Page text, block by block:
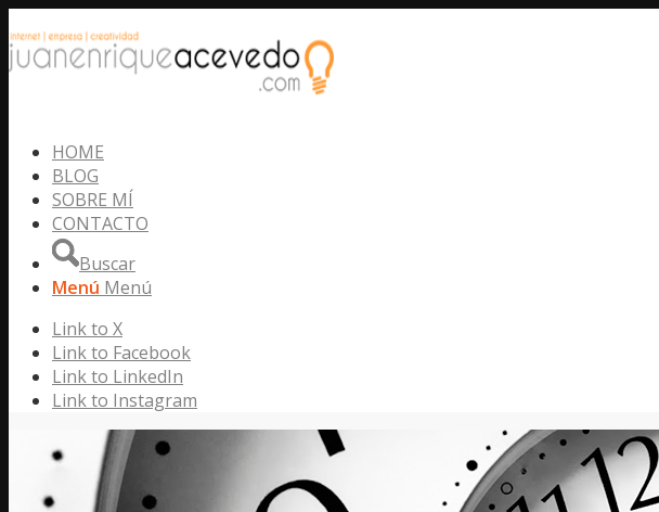
HOME
BLOG
SOBRE MÍ
CONTACTO
Buscar
Menú Menú
Link to X
Link to Facebook
Link to LinkedIn
Link to Instagram